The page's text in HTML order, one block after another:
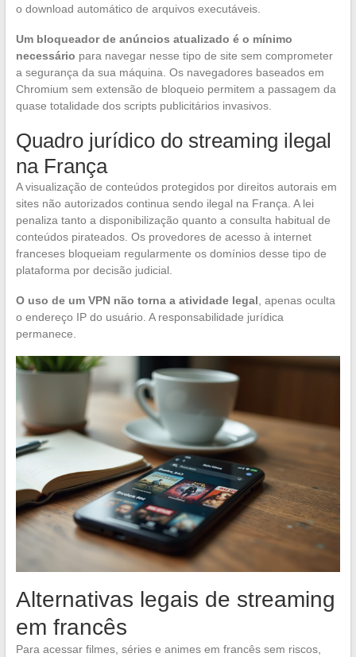
o download automático de arquivos executáveis.
Um bloqueador de anúncios atualizado é o mínimo
necessário para navegar nesse tipo de site sem comprometer
a segurança da sua máquina. Os navegadores baseados em
Chromium sem extensão de bloqueio permitem a passagem da
quase totalidade dos scripts publicitários invasivos.
Quadro jurídico do streaming ilegal
na França
A visualização de conteúdos protegidos por direitos autorais em
sites não autorizados continua sendo ilegal na França. A lei
penaliza tanto a disponibilização quanto a consulta habitual de
conteúdos pirateados. Os provedores de acesso à internet
franceses bloqueiam regularmente os domínios desse tipo de
plataforma por decisão judicial.
O uso de um VPN não torna a atividade legal , apenas oculta
o endereço IP do usuário. A responsabilidade jurídica
permanece.
Alternativas legais de streaming
em francês
Para acessar filmes, séries e animes em francês sem riscos,